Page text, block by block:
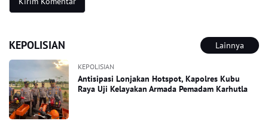
KEPOLISIAN Lainnya
KEPOLISIAN
Antisipasi Lonjakan Hotspot, Kapolres Kubu
Raya Uji Kelayakan Armada Pemadam Karhutla